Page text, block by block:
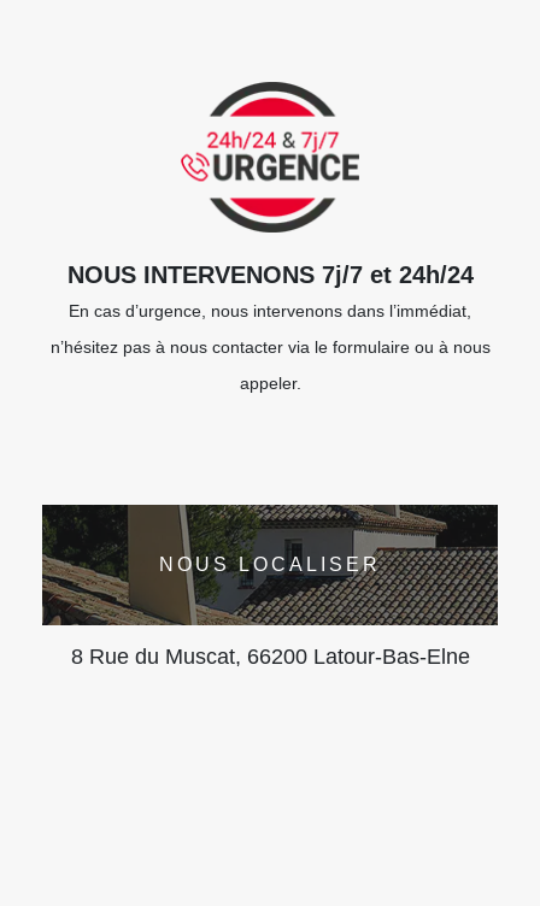
NOUS INTERVENONS 7j/7 et 24h/24
En cas d’urgence, nous intervenons dans l’immédiat,
n’hésitez pas à nous contacter via le formulaire ou à nous
appeler.
NOUS LOCALISER
8 Rue du Muscat, 66200 Latour-Bas-Elne